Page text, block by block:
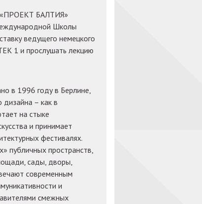
«ПРОЕКТ БАЛТИЯ»
Школы
ведущего немецкого
1 и прослушать лекцию
в 1996 году в Берлине,
– как в
на стыке
и принимает
фестивалях.
публичных пространств,
сады, дворы,
современным
и
смежных